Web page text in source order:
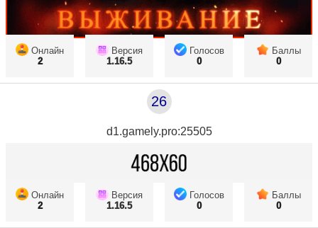
Онлайн
2
Версия
1.16.5
Голосов
0
Баллы
0
26
d1.gamely.pro:25505
Онлайн
2
Версия
1.16.5
Голосов
0
Баллы
0